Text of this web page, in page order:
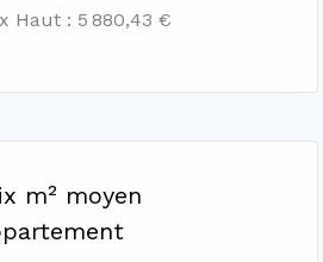
Haut : 5 880,43 €
m² moyen